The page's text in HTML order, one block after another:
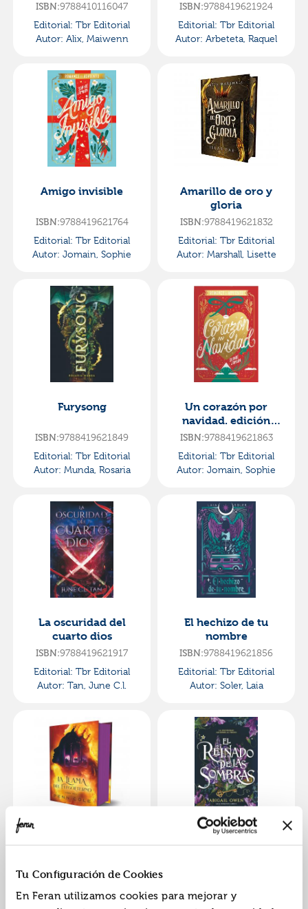
Tu Configuración de Cookies
En Feran utilizamos cookies para mejorar y
ISBN:9788410116047
Editorial: Tbr Editorial
Autor: Alix, Maiwenn
ISBN:9788419621924
Editorial: Tbr Editorial
Autor: Arbeteta, Raquel
Amigo invisible
ISBN:9788419621764
Editorial: Tbr Editorial
Autor: Jomain, Sophie
Amarillo de oro y
gloria
ISBN:9788419621832
Editorial: Tbr Editorial
Autor: Marshall, Lisette
Furysong
ISBN:9788419621849
Editorial: Tbr Editorial
Autor: Munda, Rosaria
Un corazón por
navidad. edición
especial
ISBN:9788419621863
Editorial: Tbr Editorial
Autor: Jomain, Sophie
La oscuridad del
cuarto dios
ISBN:9788419621917
Editorial: Tbr Editorial
Autor: Tan, June C.l.
El hechizo de tu
nombre
ISBN:9788419621856
Editorial: Tbr Editorial
Autor: Soler, Laia
ISBN: 9788419621733
Autor:Cole, Penn
El reinado de las
Autor:Owen, Abigail